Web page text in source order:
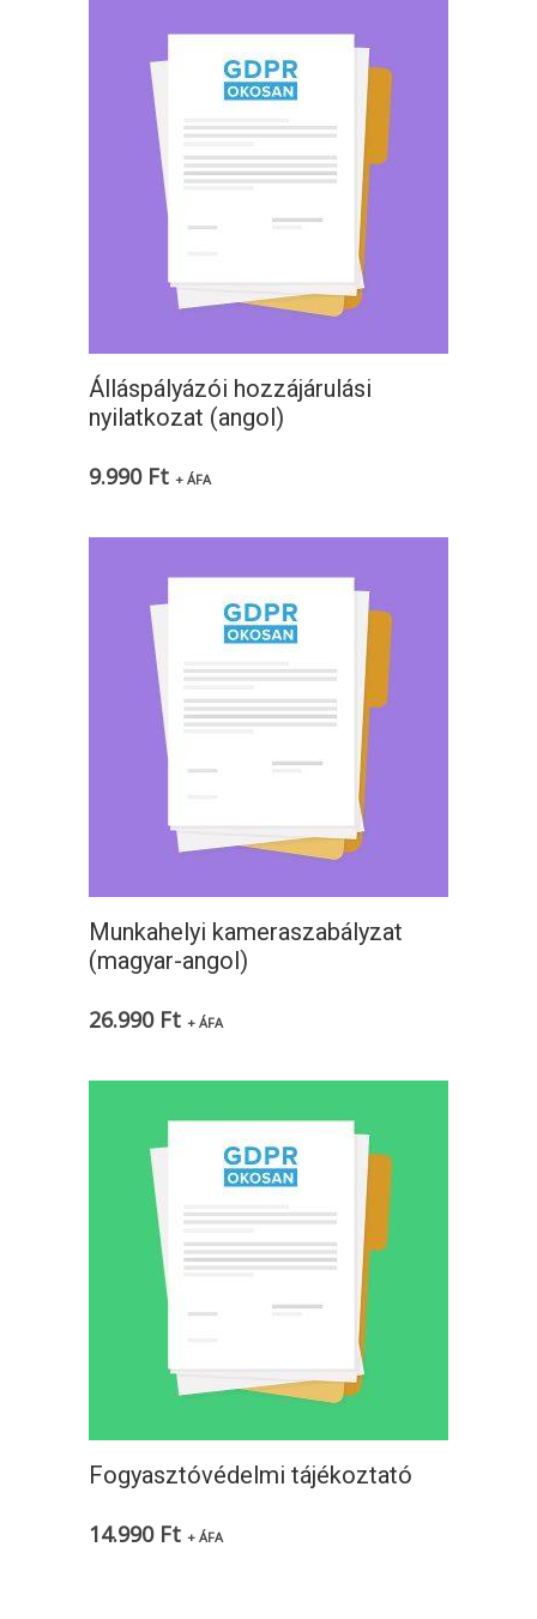
Álláspályázói hozzájárulási
nyilatkozat (angol)
9.990 Ft + ÁFA
Munkahelyi kameraszabályzat
(magyar-angol)
26.990 Ft + ÁFA
Fogyasztóvédelmi tájékoztató
14.990 Ft + ÁFA